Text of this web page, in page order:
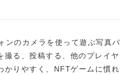
ンのカメラを使って遊ぶ写真バ
撮る、投稿する、他のプレイヤ
かりやすく、NFTゲームに慣れ